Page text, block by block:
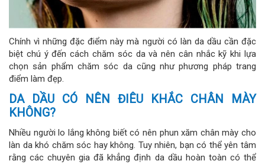
Chính vì những đặc điểm này mà người có làn da dầu cần đặc
biệt chú ý đến cách chăm sóc da và nên cân nhắc kỹ khi lựa
chọn sản phẩm chăm sóc da cũng như phương pháp trang
điểm làm đẹp.
DA DẦU CÓ NÊN ĐIÊU KHẮC CHÂN MÀY
KHÔNG?
Nhiều người lo lắng không biết có nên phun xăm chân mày cho
làn da khó chăm sóc hay không. Tuy nhiên, bạn có thể yên tâm
rằng các chuyên gia đã khẳng định da dầu hoàn toàn có thể